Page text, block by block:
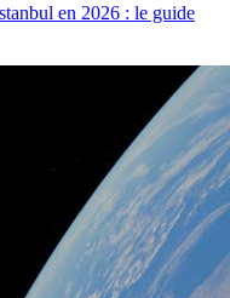
en 2026 : le guide